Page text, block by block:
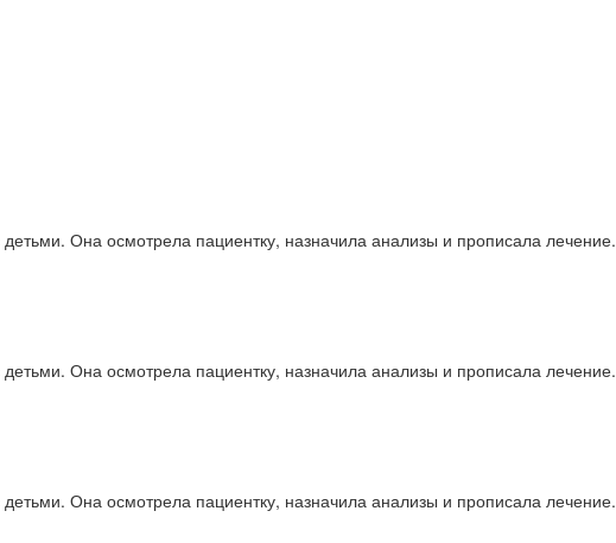
Она осмотрела пациентку, назначила анализы и прописала лечение.
Она осмотрела пациентку, назначила анализы и прописала лечение.
Она осмотрела пациентку, назначила анализы и прописала лечение.